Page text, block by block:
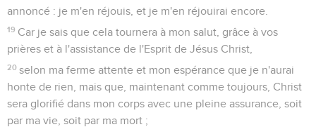
annoncé : je m'en réjouis, et je m'en réjouirai encore.
19 Car je sais que cela tournera à mon salut, grâce à vos
prières et à l'assistance de l'Esprit de Jésus Christ,
20 selon ma ferme attente et mon espérance que je n'aurai
honte de rien, mais que, maintenant comme toujours, Christ
sera glorifié dans mon corps avec une pleine assurance, soit
par ma vie, soit par ma mort ;